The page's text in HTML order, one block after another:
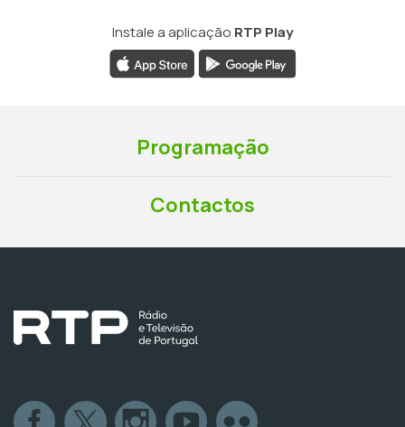
Instale a aplicação RTP Play
Programação
Contactos